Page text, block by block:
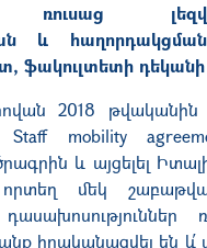
ռուսաց
և
ֆակուլտետի
2018 թվականին
Staff mobility
և այցելել
մեկ
իրականացվել են և՛